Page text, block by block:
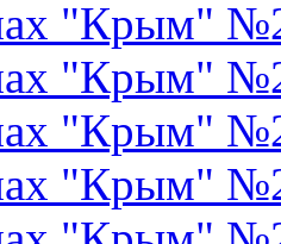
"Крым"
"Крым"
"Крым"
"Крым"